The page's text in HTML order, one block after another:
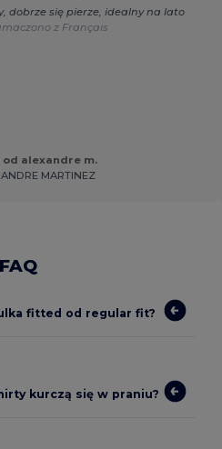
dobrze się pierze, idealny na lato
z Français
od alexandre m.
MARTINEZ
FAQ
fitted od regular fit?
kurczą się w praniu?